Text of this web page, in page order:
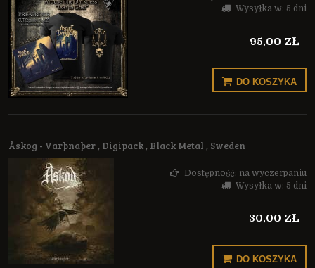
Wysyłka w: 5 dni
95,00 ZŁ
DO KOSZYKA
Åskog - Varþnaþer , Digipack , Black Metal , Sweden
Dostępność: na wyczerpaniu
Wysyłka w: 5 dni
30,00 ZŁ
DO KOSZYKA